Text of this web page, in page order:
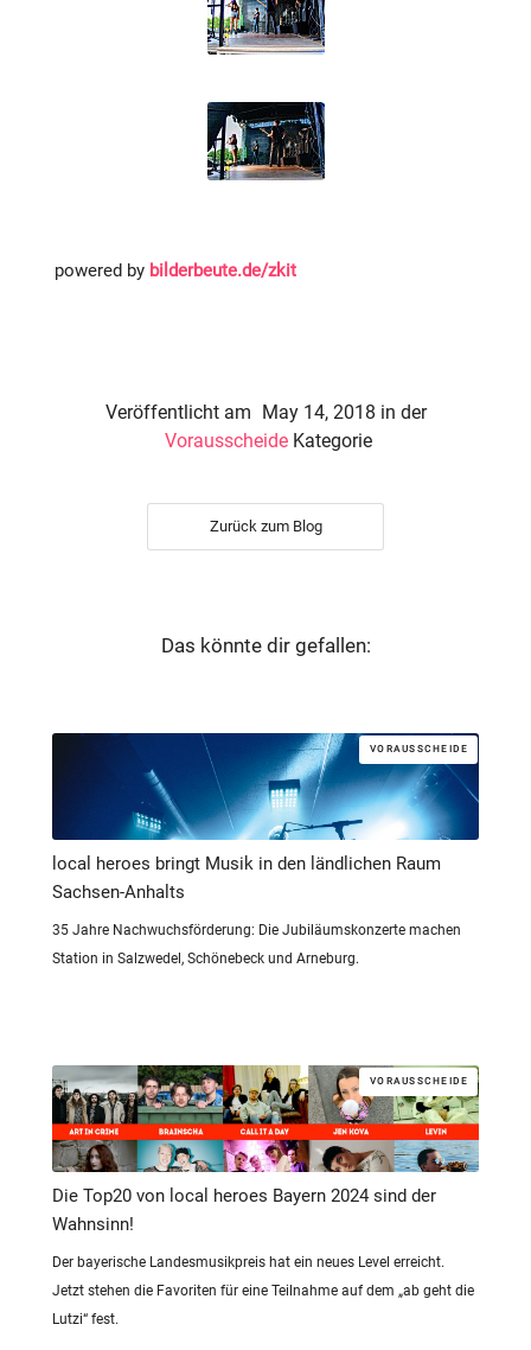
powered by bilderbeute.de/zkit
Veröffentlicht am May 14, 2018 in der
Vorausscheide Kategorie
Zurück zum Blog
Das könnte dir gefallen:
VORAUSSCHEIDE
local heroes bringt Musik in den ländlichen Raum
Sachsen-Anhalts
35 Jahre Nachwuchsförderung: Die Jubiläumskonzerte machen
Station in Salzwedel, Schönebeck und Arneburg.
VORAUSSCHEIDE
Die Top20 von local heroes Bayern 2024 sind der
Wahnsinn!
Der bayerische Landesmusikpreis hat ein neues Level erreicht.
Jetzt stehen die Favoriten für eine Teilnahme auf dem „ab geht die
Lutzi“ fest.